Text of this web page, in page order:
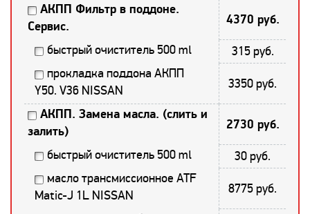
АКПП Фильтр в поддоне.
Сервис.
4370 руб.
быстрый очиститель 500 ml
315 руб.
прокладка поддона АКПП
Y50. V36 NISSAN
3350 руб.
АКПП. Замена масла. (слить и
залить)
2730 руб.
быстрый очиститель 500 ml
30 руб.
масло трансмиссионное ATF
Matic-J 1L NISSAN
8775 руб.